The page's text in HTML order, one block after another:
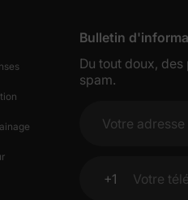
Bulletin
Du tout doux,
spam.
Votre adresse
+1
Votre téléphone
et
sur votre